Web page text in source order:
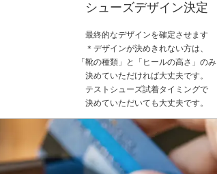
シューズデザイン決定
最終的なデザインを確定させます
＊デザインが決めきれない方は、
「靴の種類」と「ヒールの高さ」のみ
決めていただければ大丈夫です。
テストシューズ試着タイミングで
決めていただいても大丈夫です。